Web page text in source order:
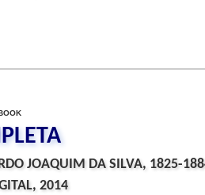
JOAQUIM DA SILVA, 1825-
2014